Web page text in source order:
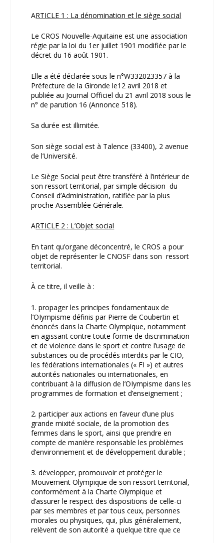
ARTICLE 1 : La dénomination et le siège social
Le CROS Nouvelle-Aquitaine est une association
régie par la loi du 1er juillet 1901 modifiée par le
décret du 16 août 1901.
Elle a été déclarée sous le n°W332023357 à la
Préfecture de la Gironde le12 avril 2018 et
publiée au Journal Officiel du 21 avril 2018 sous le
n° de parution 16 (Annonce 518).
Sa durée est illimitée.
Son siège social est à Talence (33400), 2 avenue
de l’Université.
Le Siège Social peut être transféré à l’intérieur de
son ressort territorial, par simple décision du
Conseil d’Administration, ratifiée par la plus
proche Assemblée Générale.
ARTICLE 2 : L’Objet social
En tant qu’organe déconcentré, le CROS a pour
objet de représenter le CNOSF dans son ressort
territorial.
À ce titre, il veille à :
1. propager les principes fondamentaux de
l’OIympisme définis par Pierre de Coubertin et
énoncés dans la Charte Olympique, notamment
en agissant contre toute forme de discrimination
et de violence dans le sport et contre l’usage de
substances ou de procédés interdits par le CIO,
les fédérations internationales (« FI ») et autres
autorités nationales ou internationales, en
contribuant à la diffusion de l’OIympisme dans les
programmes de formation et d’enseignement ;
2. participer aux actions en faveur d’une plus
grande mixité sociale, de la promotion des
femmes dans le sport, ainsi que prendre en
compte de manière responsable les problèmes
d’environnement et de développement durable ;
3. développer, promouvoir et protéger le
Mouvement Olympique de son ressort territorial,
conformément à la Charte Olympique et
d’assurer le respect des dispositions de celle-ci
par ses membres et par tous ceux, personnes
morales ou physiques, qui, plus généralement,
relèvent de son autorité a quelque titre que ce